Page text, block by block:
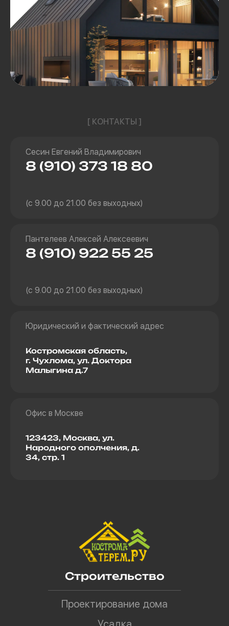
[ КОНТАКТЫ ]
Сесин Евгений Владимирович
8 (910) 373 18 80
(с 9.00 до 21.00 без выходных)
Пантелеев Алексей Алексеевич
8 (910) 922 55 25
(с 9.00 до 21.00 без выходных)
Юридический и фактический адрес
Костромская область,
г. Чухлома, ул. Доктора
Малыгина д.7
Офис в Москве
123423, Москва, ул.
Народного ополчения, д.
34, стр. 1
Строительство
Проектирование дома